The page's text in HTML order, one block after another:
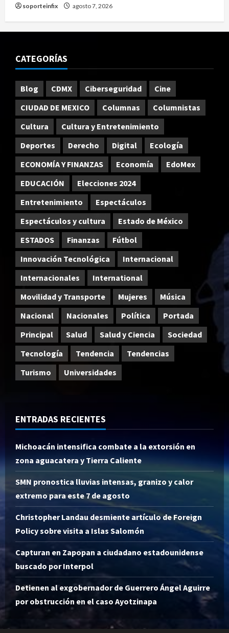
soporteinfix agosto 7, 2026
CATEGORÍAS
Blog CDMX Ciberseguridad
Cine
CIUDAD DE MEXICO
Columnas
Columnistas
Cultura
Cultura y Entretenimiento
Deportes
Derecho Digital
Ecología
ECONOMÍA Y FINANZAS
Economía
EdoMex
EDUCACIÓN
Elecciones 2024
Entretenimiento
Espectáculos
Espectáculos y cultura
Estado de México
ESTADOS
Finanzas
Fútbol
Innovación Tecnológica
Internacional
Internacionales
International
Movilidad y Transporte
Mujeres
Música
Nacional
Nacionales Política
Portada
Principal
Salud Salud y Ciencia
Sociedad
Tecnología
Tendencia
Tendencias
Turismo
Universidades
ENTRADAS RECIENTES
Michoacán intensifica combate a la extorsión en
zona aguacatera y Tierra Caliente
SMN pronostica lluvias intensas, granizo y calor
extremo para este 7 de agosto
Christopher Landau desmiente artículo de Foreign
Policy sobre visita a Islas Salomón
Capturan en Zapopan a ciudadano estadounidense
buscado por Interpol
Detienen al exgobernador de Guerrero Ángel Aguirre
por obstrucción en el caso Ayotzinapa